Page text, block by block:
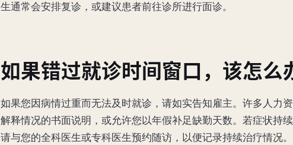
生通常会安排复诊，或建议患者前往诊所进行面诊。
如果错过就诊时间窗口，该怎么
如果您因病情过重而无法及时就诊，请如实告知雇主。许多人力
解释情况的书面说明，或允许您以年假补足缺勤天数。若症状持续
请与您的全科医生或专科医生预约随访，以便记录持续治疗情况。